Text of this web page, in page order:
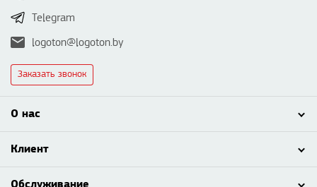
Telegram
logoton@logoton.by
Заказать звонок
О нас
Клиент
Обслуживание